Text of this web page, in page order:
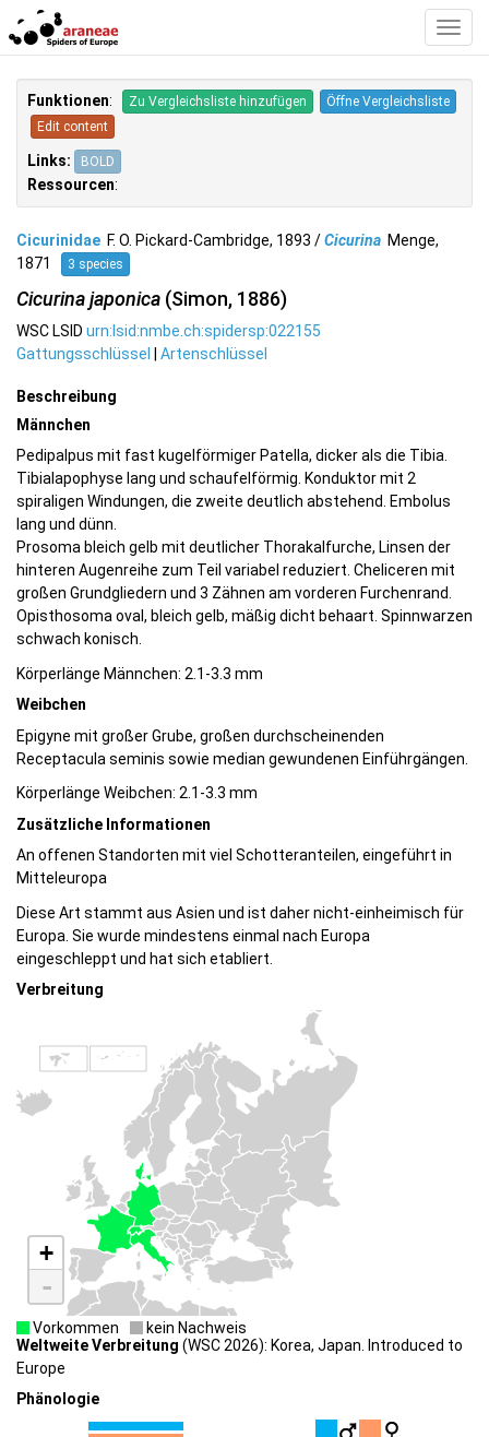
Funktionen: Zu Vergleichsliste hinzufügen
Öffne Vergleichsliste
Edit content
Links: BOLD
Ressourcen:
Cicurinidae F. O. Pickard-Cambridge, 1893 /Cicurina Menge,
1871
3 species
Cicurina japonica (Simon, 1886)
WSC LSID urn:lsid:nmbe.ch:spidersp:022155
Gattungsschlüssel
Artenschlüssel
Beschreibung
Männchen
Pedipalpus mit fast kugelförmiger Patella, dicker als die Tibia.
Tibialapophyse lang und schaufelförmig. Konduktor mit 2
spiraligen Windungen, die zweite deutlich abstehend. Embolus
lang und dünn.
Prosoma bleich gelb mit deutlicher Thorakalfurche, Linsen der
hinteren Augenreihe zum Teil variabel reduziert. Cheliceren mit
großen Grundgliedern und 3 Zähnen am vorderen Furchenrand.
Opisthosoma oval, bleich gelb, mäßig dicht behaart. Spinnwarzen
schwach konisch.
Körperlänge Männchen: 2.1-3.3 mm
Weibchen
Epigyne mit großer Grube, großen durchscheinenden
Receptacula seminis sowie median gewundenen Einführgängen.
Körperlänge Weibchen: 2.1-3.3 mm
Zusätzliche Informationen
An offenen Standorten mit viel Schotteranteilen, eingeführt in
Mitteleuropa
Diese Art stammt aus Asien und ist daher nicht-einheimisch für
Europa. Sie wurde mindestens einmal nach Europa
eingeschleppt und hat sich etabliert.
Verbreitung
+
-
Vorkommen
kein Nachweis
Weltweite Verbreitung (WSC 2026): Korea, Japan. Introduced to
Europe
Phänologie